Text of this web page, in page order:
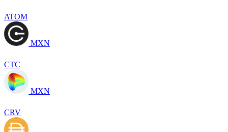
ATOM
MXN
CTC
MXN
CRV